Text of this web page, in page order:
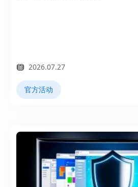
2026.07.27
官方活动